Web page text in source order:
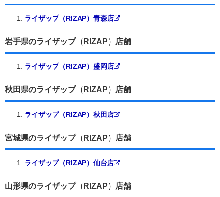
ライザップ（RIZAP）青森店
岩手県のライザップ（RIZAP）店舗
ライザップ（RIZAP）盛岡店
秋田県のライザップ（RIZAP）店舗
ライザップ（RIZAP）秋田店
宮城県のライザップ（RIZAP）店舗
ライザップ（RIZAP）仙台店
山形県のライザップ（RIZAP）店舗